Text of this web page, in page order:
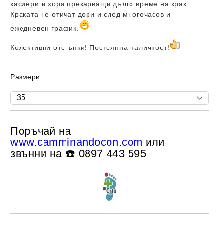
касиери и хора прекарващи дълго време на крак.
Краката не отичат дори и след многочасов и
ежедневен график.
Колективни отстъпки! Постоянна наличност!
Размери:
Поръчай на
www.camminandocon.com или
звънни на ☎️ 0897 443 595